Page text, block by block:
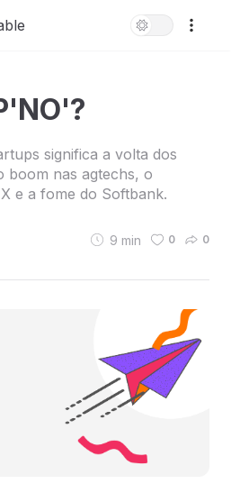
significa a volta dos
boom nas agtechs, o
e a fome do Softbank.
9 min 0 0